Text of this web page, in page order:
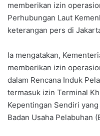
memberikan izin
Perhubungan Laut
keterangan pers di
Ia mengatakan,
memberikan izin
dalam Rencana Induk
termasuk izin Terminal
Kepentingan Sendiri
Badan Usaha Pelabuhan